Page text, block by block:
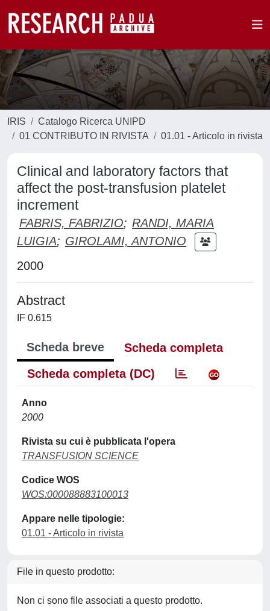
IRIS
Catalogo Ricerca UNIPD
01 CONTRIBUTO IN RIVISTA
01.01 - Articolo in rivista
Clinical and laboratory factors that
affect the post-transfusion platelet
increment
FABRIS, FABRIZIO; RANDI, MARIA
LUIGIA; GIROLAMI, ANTONIO
2000
Abstract
IF 0.615
Scheda breve
Scheda completa
Scheda completa (DC)
Anno
2000
Rivista su cui è pubblicata l'opera
TRANSFUSION SCIENCE
Codice WOS
WOS:000088883100013
Appare nelle tipologie:
01.01 - Articolo in rivista
File in questo prodotto:
Non ci sono file associati a questo prodotto.